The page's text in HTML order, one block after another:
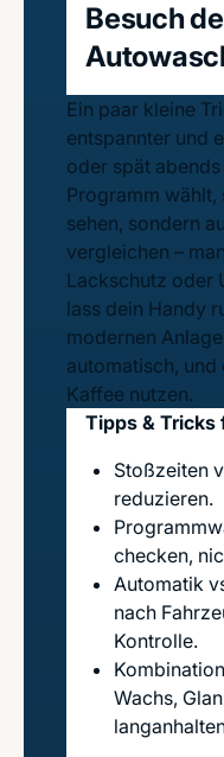
Besuch
Ein paar kleine
entspannter und
oder spät
Programm wählt,
sehen, sondern
vergleichen –
Lackschutz oder
lass dein Handy
modernen
automatisch, und
Kaffee nutzen.
Tipps & Tricks
Stoßzeiten
reduzieren.
checken,
Automatik
nach
Kontrolle.
Wachs,